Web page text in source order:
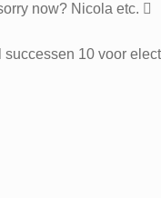
now? Nicola etc.
10 voor